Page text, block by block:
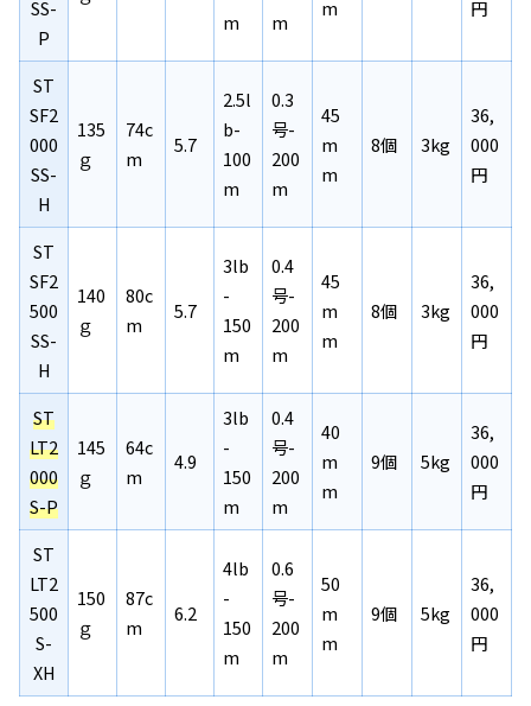
SS-
P
m
m
m 円
ST
SF2
000
SS-
H
135
ｇ
74c
m
5.7
2.5l
b-
100
m
0.3
号-
200
m
45
m
m
8個 3kg
36,
000
円
ST
SF2
500
SS-
H
140
ｇ
80c
m
5.7
3lb
-
150
m
0.4
号-
200
m
45
m
m
8個 3kg
36,
000
円
ST
LT2
000
S-P
145
ｇ
64c
m
4.9
3lb
-
150
m
0.4
号-
200
m
40
m
m
9個 5kg
36,
000
円
ST
LT2
500
S-
XH
150
ｇ
87c
m
6.2
4lb
-
150
m
0.6
号-
200
m
50
m
m
9個 5kg
36,
000
円